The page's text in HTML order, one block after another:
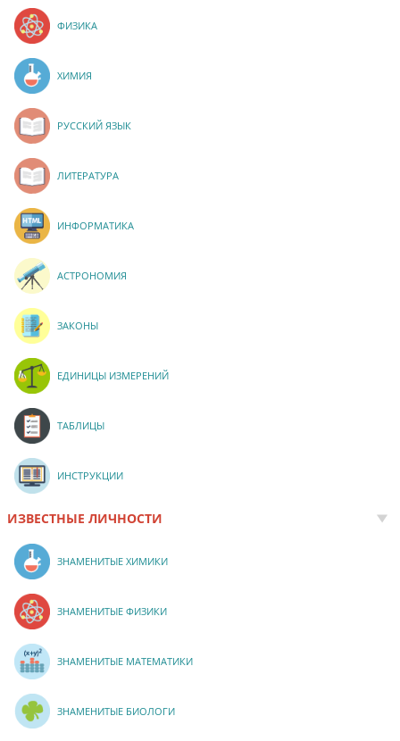
ФИЗИКА
ХИМИЯ
РУССКИЙ ЯЗЫК
ЛИТЕРАТУРА
ИНФОРМАТИКА
АСТРОНОМИЯ
ЗАКОНЫ
ЕДИНИЦЫ ИЗМЕРЕНИЙ
ТАБЛИЦЫ
ИНСТРУКЦИИ
ИЗВЕСТНЫЕ ЛИЧНОСТИ
ЗНАМЕНИТЫЕ ХИМИКИ
ЗНАМЕНИТЫЕ ФИЗИКИ
ЗНАМЕНИТЫЕ МАТЕМАТИКИ
ЗНАМЕНИТЫЕ БИОЛОГИ